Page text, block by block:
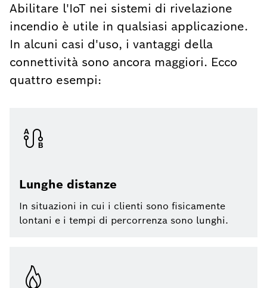
Abilitare l'IoT nei sistemi di rivelazione
incendio è utile in qualsiasi applicazione.
In alcuni casi d'uso, i vantaggi della
connettività sono ancora maggiori. Ecco
quattro esempi:
Lunghe distanze
In situazioni in cui i clienti sono fisicamente
lontani e i tempi di percorrenza sono lunghi.